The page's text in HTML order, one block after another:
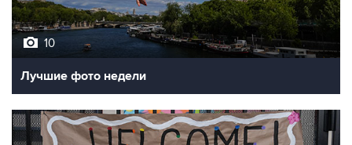
10
Лучшие фото недели